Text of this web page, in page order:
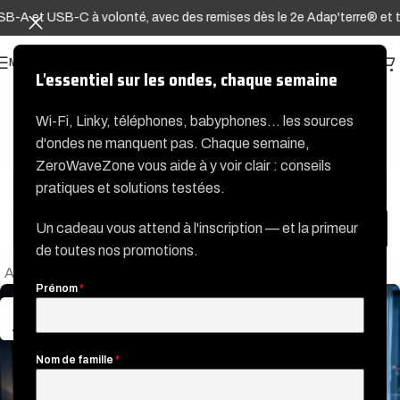
L'essentiel sur les ondes, chaque semaine
Wi-Fi, Linky, téléphones, babyphones… les sources
d'ondes ne manquent pas. Chaque semaine,
ZeroWaveZone vous aide à y voir clair : conseils
pratiques et solutions testées.
Un cadeau vous attend à l'inscription — et la primeur
de toutes nos promotions.
Prénom*
Nom de famille *
A et USB-C à volonté, avec des remises dès le 2e Adap'terre® et
MENU
Filtre
Accueil
JUIN